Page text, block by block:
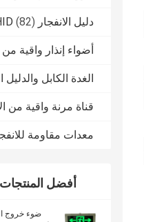
دليل الانفجار HID (82)
أضواء إنذار واقية من
الغدة الكابل والدليل
قناة مرنة واقية من
معدات مقاومة
أفضل المنتجات
ضوء خروج